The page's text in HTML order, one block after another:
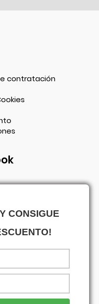
contratación
CONSIGUE